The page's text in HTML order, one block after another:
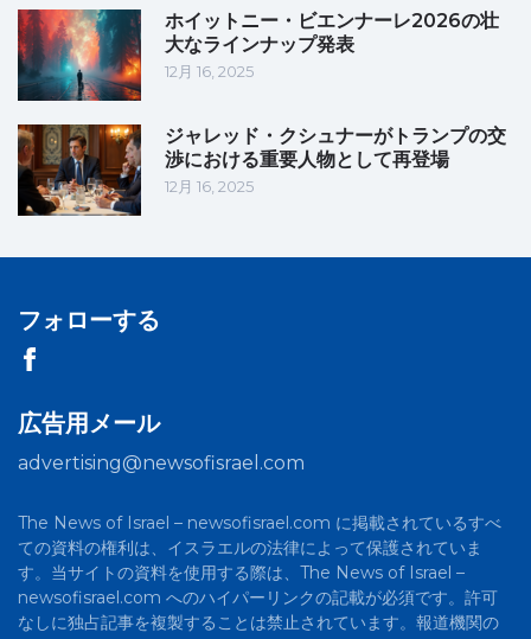
ホイットニー・ビエンナーレ2026の壮
大なラインナップ発表
12月 16, 2025
ジャレッド・クシュナーがトランプの交
渉における重要人物として再登場
12月 16, 2025
フォローする
広告用メール
advertising@newsofisrael.com
The News of Israel – newsofisrael.com に掲載されているすべ
ての資料の権利は、イスラエルの法律によって保護されていま
す。当サイトの資料を使用する際は、The News of Israel –
newsofisrael.com へのハイパーリンクの記載が必須です。許可
なしに独占記事を複製することは禁止されています。報道機関の